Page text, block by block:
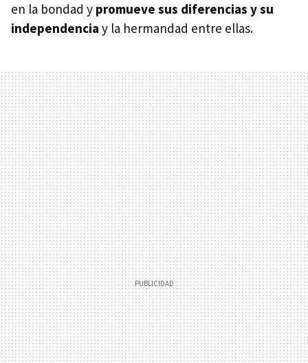
en la bondad y promueve sus diferencias y su
independencia y la hermandad entre ellas.